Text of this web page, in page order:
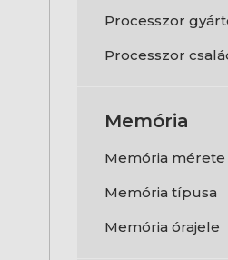
Processzor
Processzor
Memória
Memória mérete
Memória típusa
Memória órajele